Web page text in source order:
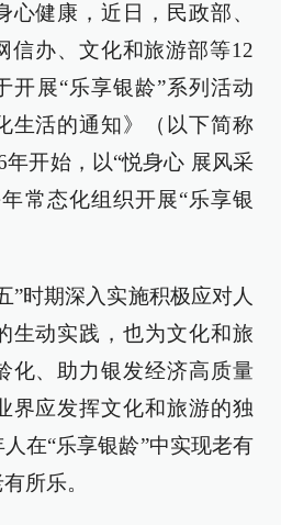
健康，近日，民政部、
信办、文化和旅游部等12
开展“乐享银龄”系列活动
生活的通知》（以下简称
年开始，以“悦身心 展风采
常态化组织开展“乐享银
”时期深入实施积极应对人
生动实践，也为文化和旅
化、助力银发经济高质量
界应发挥文化和旅游的独
在“乐享银龄”中实现老有
所乐。